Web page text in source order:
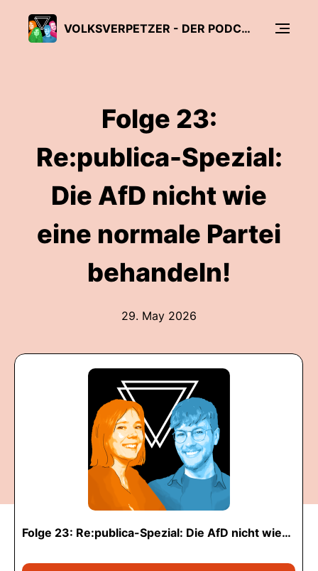
VOLKSVERPETZER - DER PODCAST
Folge 23:
Re:publica-Spezial:
Die AfD nicht wie
eine normale Partei
behandeln!
29. May 2026